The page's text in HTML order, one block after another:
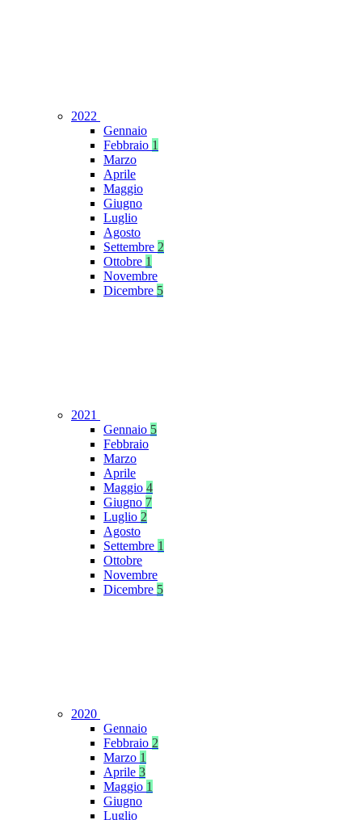
2022
Gennaio
Febbraio 1
Marzo
Aprile
Maggio
Giugno
Luglio
Agosto
Settembre 2
Ottobre 1
Novembre
Dicembre 5
2021
Gennaio 5
Febbraio
Marzo
Aprile
Maggio 4
Giugno 7
Luglio 2
Agosto
Settembre 1
Ottobre
Novembre
Dicembre 5
2020
Gennaio
Febbraio 2
Marzo 1
Aprile 3
Maggio 1
Giugno
Luglio